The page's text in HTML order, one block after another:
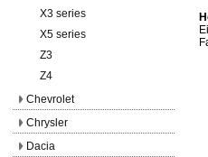
X3 series
X5 series
Z3
Z4
Chevrolet
Chrysler
Dacia